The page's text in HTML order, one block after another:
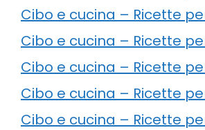
Cibo e cucina – Ricette
Cibo e cucina – Ricette
Cibo e cucina – Ricette
Cibo e cucina – Ricette
Cibo e cucina – Ricette